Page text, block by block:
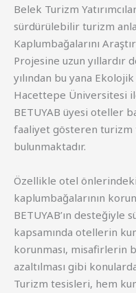
Belek Turizm
sürdürülebilir turizm
Kaplumbağalarını
Projesine uzun yıllardır
yılından bu yana
Hacettepe Üniversitesi
BETUYAB üyesi oteller
faaliyet gösteren turizm
bulunmaktadır.
Özellikle otel
kaplumbağalarının
BETUYAB’ın desteğiyle
kapsamında otellerin
korunması, misafirlerin
azaltılması gibi
Turizm tesisleri, hem